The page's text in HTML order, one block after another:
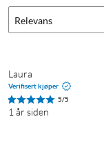
Relevans
Laura
Verifisert kjøper
5/5
1 år siden